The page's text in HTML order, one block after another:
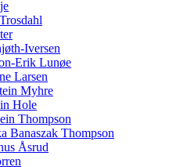
Iversen
Erik Lunøe
Larsen
Myhre
Hole
Thompson
Banaszak Thompson
Åsrud